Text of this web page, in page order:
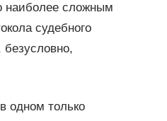
наиболее сложным
судебного
одном только